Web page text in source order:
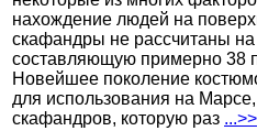
нахождение людей на
скафандры не рассчитаны
составляющую примерно 38
Новейшее поколение
для использования на
скафандров, которую раз ...>>